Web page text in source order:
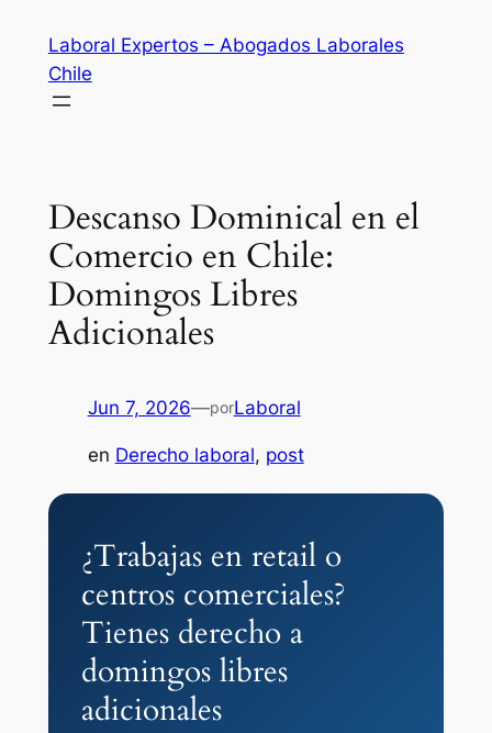
contenido
Laboral Expertos – Abogados Laborales
Chile
Descanso Dominical en el
Comercio en Chile:
Domingos Libres
Adicionales
Jun 7, 2026—porLaboral
en Derecho laboral, post
¿Trabajas en retail o
centros comerciales?
Tienes derecho a
domingos libres
adicionales